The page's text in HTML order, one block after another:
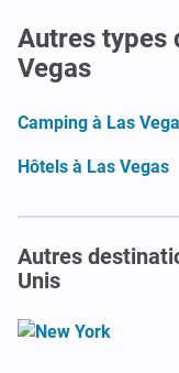
Autres types
Vegas
Camping à Las
Hôtels à Las Vegas
Autres
Unis